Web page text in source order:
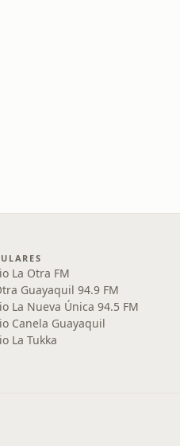
La Otra FM
Guayaquil 94.9 FM
La Nueva Única 94.5 FM
Canela Guayaquil
La Tukka